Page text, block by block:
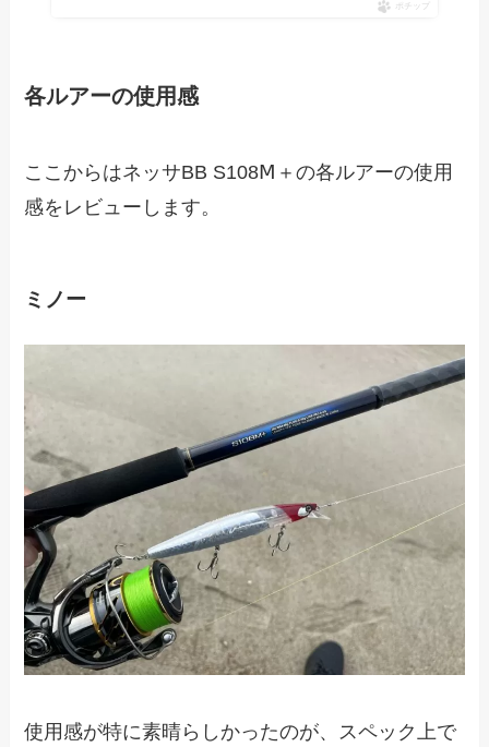
ポチップ
各ルアーの使用感
ここからはネッサBB S108Ⅿ＋の各ルアーの使用
感をレビューします。
ミノー
使用感が特に素晴らしかったのが、スペック上で